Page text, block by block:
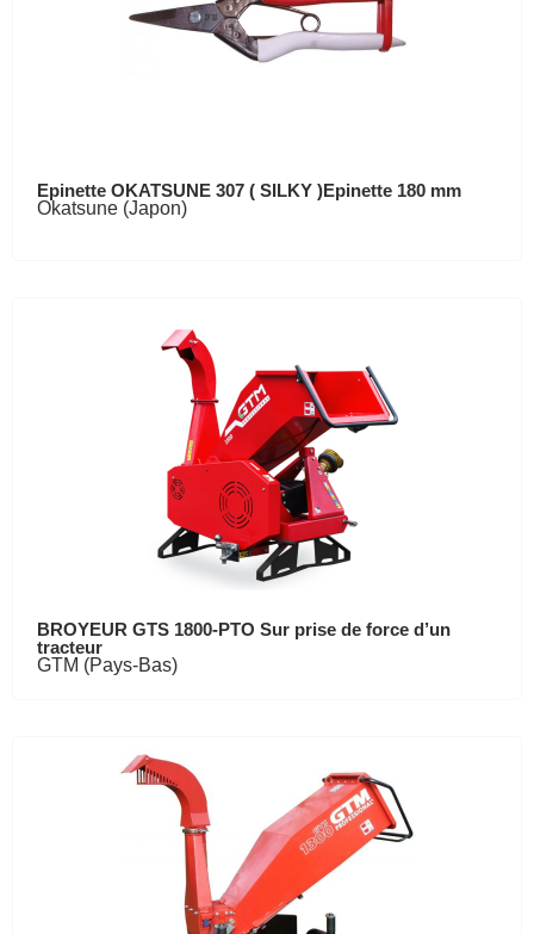
Epinette OKATSUNE 307 ( SILKY )Epinette 180 mm
Okatsune (Japon)
BROYEUR GTS 1800-PTO Sur prise de force d’un
tracteur
GTM (Pays-Bas)